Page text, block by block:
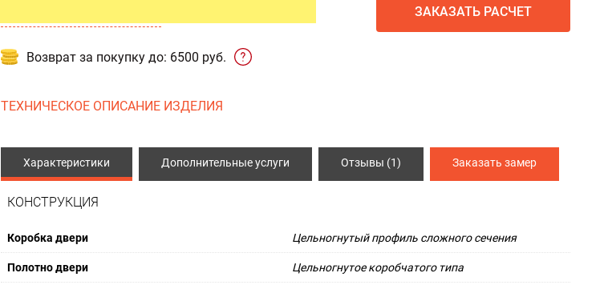
ПРОТИВОПОЖАРНЫЕ ИЗДЕЛИЯ
Противопожарные двери
ЗАКАЗАТЬ РАСЧЕТ
Возврат за покупку до: 6500 руб.
ТЕХНИЧЕСКОЕ ОПИСАНИЕ ИЗДЕЛИЯ
Характеристики Дополнительные услуги Отзывы (1) Заказать замер
КОНСТРУКЦИЯ
Коробка двери Цельногнутый профиль сложного сечения
Полотно двери Цельногнутое коробчатого типа